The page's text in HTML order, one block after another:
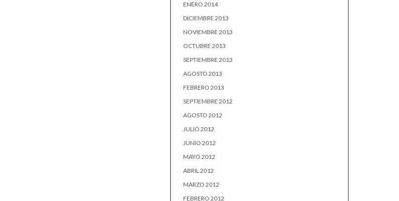
ENERO 2014
DICIEMBRE 2013
NOVIEMBRE 2013
OCTUBRE 2013
SEPTIEMBRE 2013
AGOSTO 2013
FEBRERO 2013
SEPTIEMBRE 2012
AGOSTO 2012
JULIO 2012
JUNIO 2012
MAYO 2012
ABRIL 2012
MARZO 2012
FEBRERO 2012